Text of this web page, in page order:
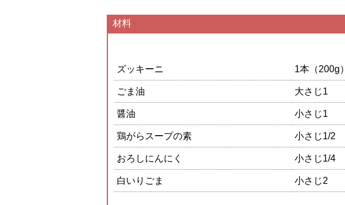
材料
ズッキーニ 1本（200g）
ごま油 大さじ1
醤油 小さじ1
鶏がらスープの素 小さじ1/2
おろしにんにく 小さじ1/4
白いりごま 小さじ2